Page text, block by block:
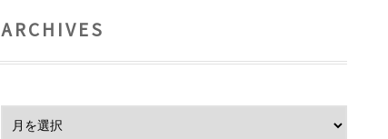
ARCHIVES